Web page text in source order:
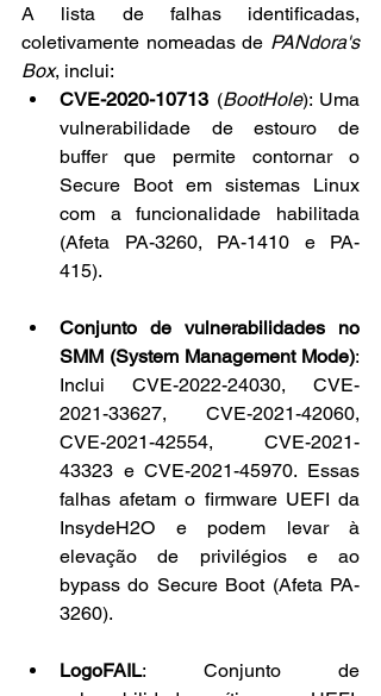
A lista de falhas identificadas,
coletivamente nomeadas de PANdora's
Box, inclui:
CVE-2020-10713 (BootHole): Uma
vulnerabilidade de estouro de
buffer que permite contornar o
Secure Boot em sistemas Linux
com a funcionalidade habilitada
(Afeta PA-3260, PA-1410 e PA-
415).
Conjunto de vulnerabilidades no
SMM (System Management Mode):
Inclui CVE-2022-24030, CVE-
2021-33627, CVE-2021-42060,
CVE-2021-42554, CVE-2021-
43323 e CVE-2021-45970. Essas
falhas afetam o firmware UEFI da
InsydeH2O e podem levar à
elevação de privilégios e ao
bypass do Secure Boot (Afeta PA-
3260).
LogoFAIL: Conjunto de